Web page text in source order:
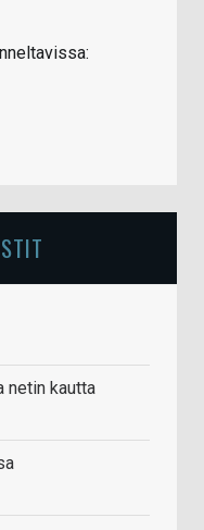
netin kautta